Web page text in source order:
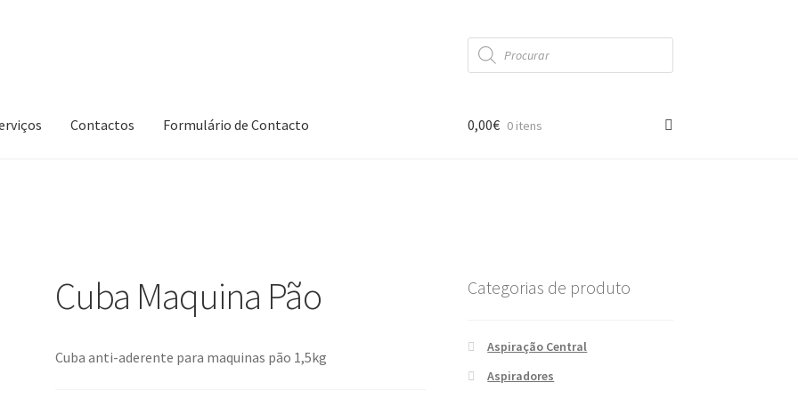
Products
search
Contactos Formulário de Contacto 0,00€ 0 itens
Cuba Maquina Pão
Cuba anti-aderente para maquinas pão 1,5kg
Categorias de produto
Aspiração Central
Aspiradores